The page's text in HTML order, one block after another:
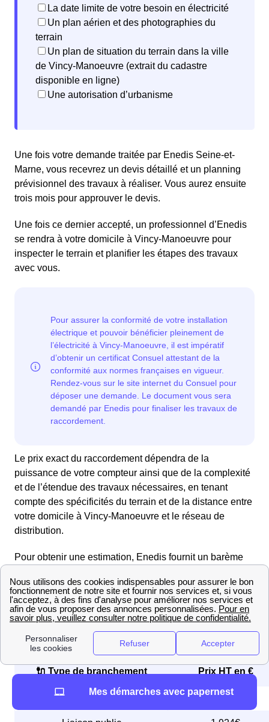
La date limite de votre besoin en électricité
Un plan aérien et des photographies du
terrain
Un plan de situation du terrain dans la ville
de Vincy-Manoeuvre (extrait du cadastre
disponible en ligne)
Une autorisation d’urbanisme
Une fois votre demande traitée par Enedis Seine-et-
Marne, vous recevrez un devis détaillé et un planning
prévisionnel des travaux à réaliser. Vous aurez ensuite
trois mois pour approuver le devis.
Une fois ce dernier accepté, un professionnel d’Enedis
se rendra à votre domicile à Vincy-Manoeuvre pour
inspecter le terrain et planifier les étapes des travaux
avec vous.
Le prix exact du raccordement dépendra de la
puissance de votre compteur ainsi que de la complexité
et de l’étendue des travaux nécessaires, en tenant
compte des spécificités du terrain et de la distance entre
votre domicile à Vincy-Manoeuvre et le réseau de
distribution.
Pour obtenir une estimation, Enedis fournit un barème
pouvez consulter les tarifs dans le tableau ci-dessous :
Grille tarifaire pour un branchement au
électrique par Enedis inf. 36kVA
🔌 Type de branchement Prix HT en €
Branchement complet 2 304€
Mes démarches avec papernest